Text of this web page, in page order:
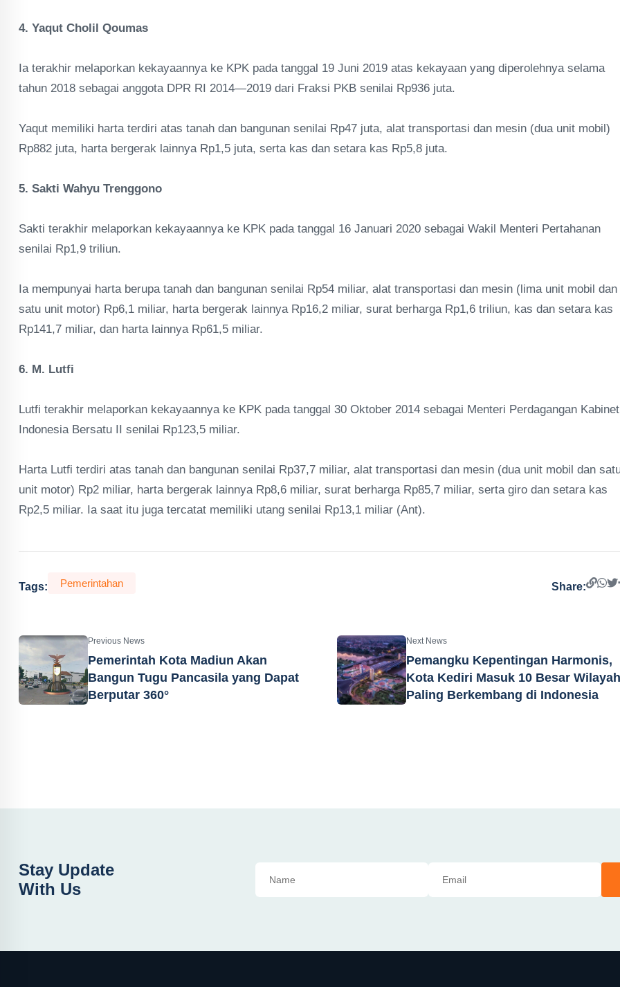
4. Yaqut Cholil Qoumas
Ia terakhir melaporkan kekayaannya ke KPK pada tanggal 19 Juni 2019 atas kekayaan yang diperolehnya selama
tahun 2018 sebagai anggota DPR RI 2014—2019 dari Fraksi PKB senilai Rp936 juta.
Yaqut memiliki harta terdiri atas tanah dan bangunan senilai Rp47 juta, alat transportasi dan mesin (dua unit mobil)
Rp882 juta, harta bergerak lainnya Rp1,5 juta, serta kas dan setara kas Rp5,8 juta.
5. Sakti Wahyu Trenggono
Sakti terakhir melaporkan kekayaannya ke KPK pada tanggal 16 Januari 2020 sebagai Wakil Menteri Pertahanan
senilai Rp1,9 triliun.
Ia mempunyai harta berupa tanah dan bangunan senilai Rp54 miliar, alat transportasi dan mesin (lima unit mobil dan
satu unit motor) Rp6,1 miliar, harta bergerak lainnya Rp16,2 miliar, surat berharga Rp1,6 triliun, kas dan setara kas
Rp141,7 miliar, dan harta lainnya Rp61,5 miliar.
6. M. Lutfi
Lutfi terakhir melaporkan kekayaannya ke KPK pada tanggal 30 Oktober 2014 sebagai Menteri Perdagangan Kabinet
Indonesia Bersatu II senilai Rp123,5 miliar.
Harta Lutfi terdiri atas tanah dan bangunan senilai Rp37,7 miliar, alat transportasi dan mesin (dua unit mobil dan
unit motor) Rp2 miliar, harta bergerak lainnya Rp8,6 miliar, surat berharga Rp85,7 miliar, serta giro dan setara kas
Rp2,5 miliar. Ia saat itu juga tercatat memiliki utang senilai Rp13,1 miliar (Ant).
Tags: Pemerintahan Share:
Previous News
Pemerintah Kota Madiun Akan
Bangun Tugu Pancasila yang Dapat
Berputar 360°
Next News
Pemangku Kepentingan Harmonis,
Kota Kediri Masuk 10 Besar
Paling Berkembang di Indonesia
Stay Update
With Us